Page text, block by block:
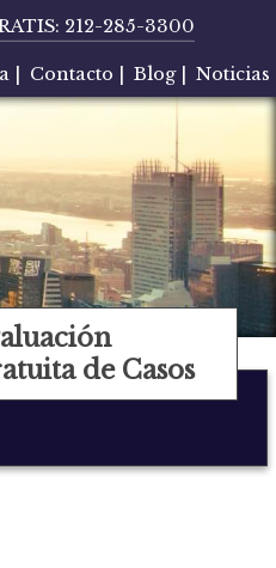
212-285-3300
| Contacto Blog| Noticias
de Casos